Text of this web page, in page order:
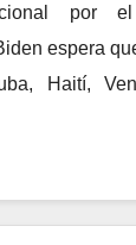
por
espera
Haití,